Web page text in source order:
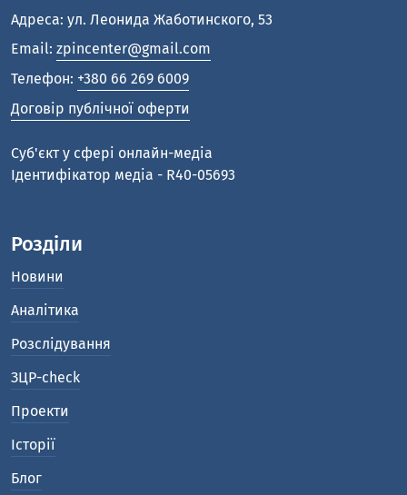
Адреса: ул. Леонида Жаботинского, 53
Email: zpincenter@gmail.com
Телефон: +380 66 269 6009
Договір публічної оферти
Cуб'єкт у сфері онлайн-медіа
Ідентифікатор медіа - R40-05693
Розділи
Новини
Аналітика
Розслідування
ЗЦР-check
Проекти
Історії
Блог